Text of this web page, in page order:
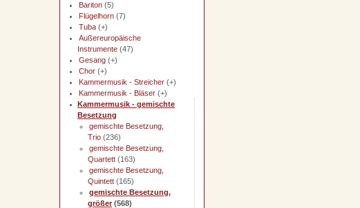
Bariton (5)
Flügelhorn (7)
Tuba (+)
Außereuropäische
Instrumente (47)
Gesang (+)
Chor (+)
Kammermusik - Streicher (+)
Kammermusik - Bläser (+)
Kammermusik - gemischte
Besetzung
gemischte Besetzung,
Trio (236)
gemischte Besetzung,
Quartett (163)
gemischte Besetzung,
Quintett (165)
gemischte Besetzung,
größer(568)